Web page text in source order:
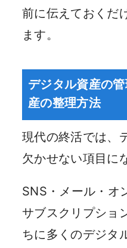
前に伝えておくだ
ます。
デジタル資産の
産の整理方法
現代の終活では、
欠かせない項目に
SNS・メール・オ
サブスクリプショ
ちに多くのデジタ